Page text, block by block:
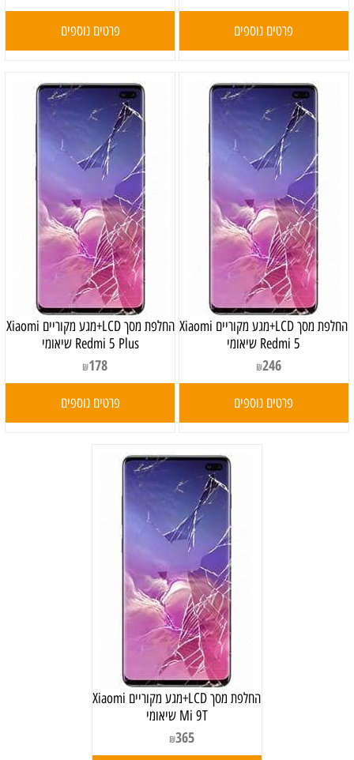
פרטים נוספים פרטים נוספים
החלפת מסך LCD+מגע מקוריים Xiaomi
Redmi 5 שיאומי
₪246
פרטים נוספים
החלפת מסך LCD+מגע מקוריים Xiaomi
Redmi 5 Plus שיאומי
₪178
פרטים נוספים
החלפת מסך LCD+מגע מקוריים Xiaomi
Mi 9T שיאומי
₪365